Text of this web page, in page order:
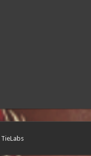
TieLabs